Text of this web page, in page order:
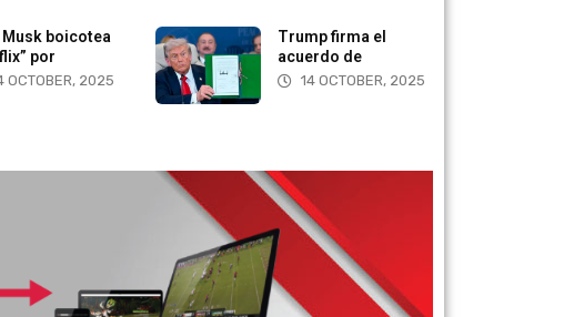
firma el
de
OCTOBER, 2025
Marco Rubio
condenó el régimen
14 OCTOBER, 2025
having your own equipment.